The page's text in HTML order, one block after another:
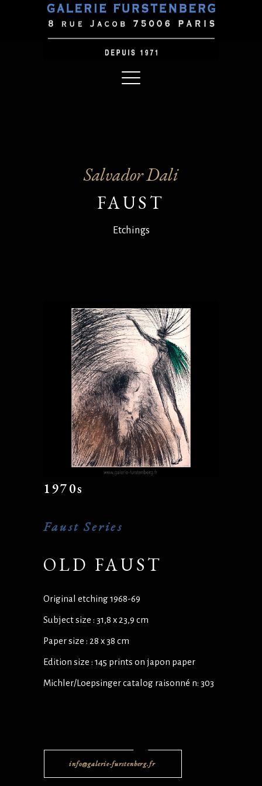
Salvador Dali
FAUST
Etchings
1970s
Faust Series
OLD FAUST
Original etching 1968-69
Subject size : 31,8 x 23,9 cm
Paper size : 28 x 38 cm
Edition size : 145 prints on japon paper
Michler/Loepsinger catalog raisonné n: 303
info@galerie-furstenberg.fr